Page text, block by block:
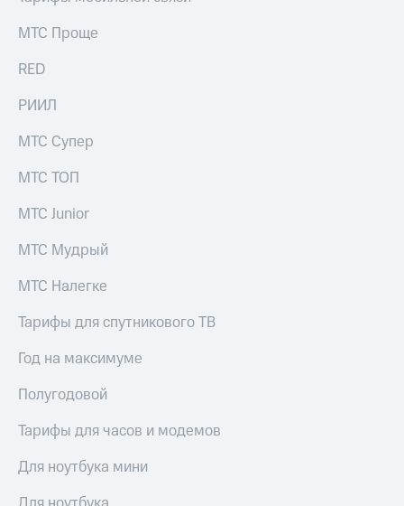
Описание
Программа
Рынок
Еврооблигации-2023
о
именных
Другое
Регистратор
Реквизиты
Контакты
развитие
деловая этика
На главную
МТС Проще
RED
РИИЛ
МТС Супер
МТС ТОП
МТС Junior
МТС Мудрый
МТС Налегке
Тарифы для спутникового ТВ
Год на максимуме
Полугодовой
Тарифы для часов и модемов
Для ноутбука мини